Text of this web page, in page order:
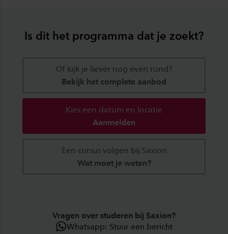
Is dit het programma dat je zoekt?
Of kijk je liever nog even rond?
Bekijk het complete aanbod
Kies een datum en locatie
Aanmelden
Een cursus volgen bij Saxion
Wat moet je weten?
Vragen over studeren bij Saxion?
Whatsapp: Stuur een bericht